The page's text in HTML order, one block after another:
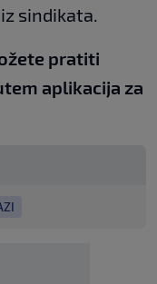
sindikata.
pratiti
aplikacija za